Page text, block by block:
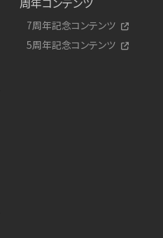
7周年記念コンテンツ
5周年記念コンテンツ